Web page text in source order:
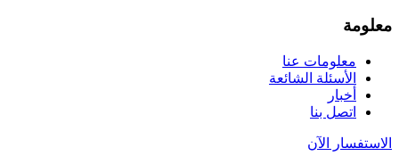
معلومة
معلومات عنا
الأسئلة الشائعة
أخبار
اتصل بنا
الاستفسار الآن